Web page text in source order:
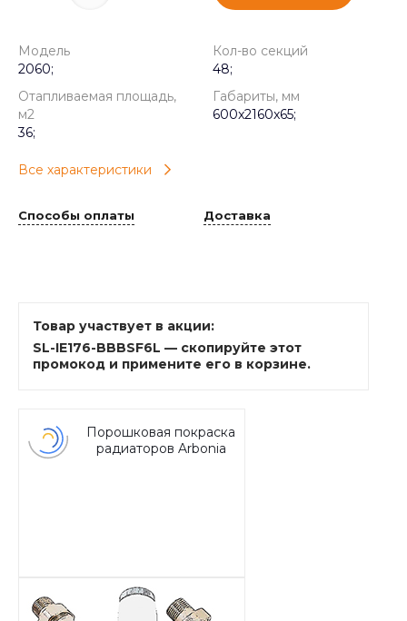
Модель
2060;
Кол-во секций
48;
Отапливаемая площадь,
м2
36;
Габариты, мм
600x2160x65;
Все характеристики
Способы оплаты Доставка
Товар участвует в акции:
SL-IE176-BBBSF6L — скопируйте этот
промокод и примените его в корзине.
Порошковая покраска
радиаторов Arbonia